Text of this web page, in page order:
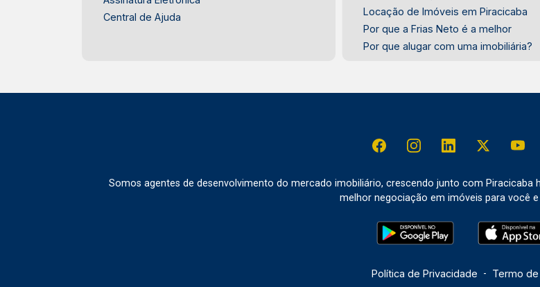
Central de Ajuda
Locação de Imóveis em Piracicaba
Por que a Frias Neto é a melhor
Por que alugar com uma imobiliária?
Somos agentes de desenvolvimento do mercado imobiliário, crescendo junto com
melhor negociação em imóveis para você
Política de Privacidade - Termo